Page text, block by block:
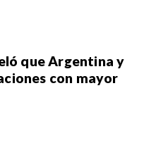
que Argentina y
con mayor